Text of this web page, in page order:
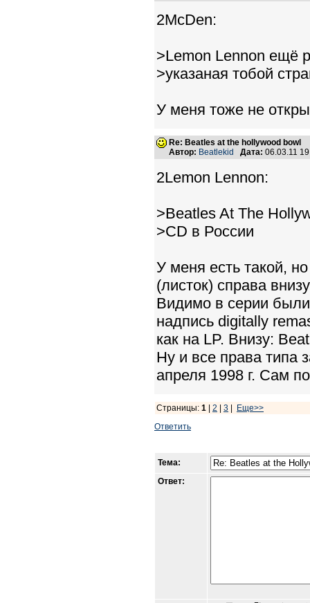
2McDen:
>Lemon Lennon ещё
>указаная тобой
У меня тоже не
Re: Beatles at the hollywood bowl
Автор: Beatlekid Дата: 06.03.11
2Lemon Lennon:
>Beatles At The
>CD в России
У меня есть такой,
(листок) справа
Видимо в серии
надпись digitally
как на LP. Внизу:
Ну и все права типа
апреля 1998 г. Сам
Страницы: 1 2 3
Еще>>
Ответить
Тема:
Ответ: